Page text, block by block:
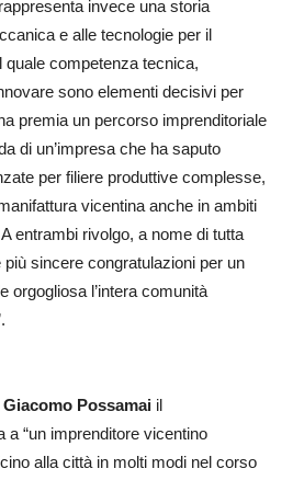
invece una storia
e alle tecnologie per il
quale competenza tecnica,
sono elementi decisivi per
premia un percorso imprenditoriale
di un’impresa che ha saputo
per filiere produttive complesse,
vicentina anche in ambiti
entrambi rivolgo, a nome di tutta
sincere congratulazioni per un
orgogliosa l’intera comunità
Giacomo Possamai il
a “un imprenditore vicentino
alla città in molti modi nel corso